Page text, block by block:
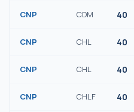
CNP CDM 40
CNP CHL 40
CNP CHL 40
CNP CHLF 40